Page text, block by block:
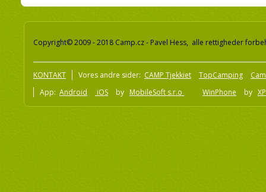
Copyright© 2009 - 2018 Camp.cz - Pavel Hess, alle rettigheder
KONTAKT Vores andre sider: CAMP Tjekkiet TopCamping
App: Android iOS by MobileSoft s.r.o WinPhone by